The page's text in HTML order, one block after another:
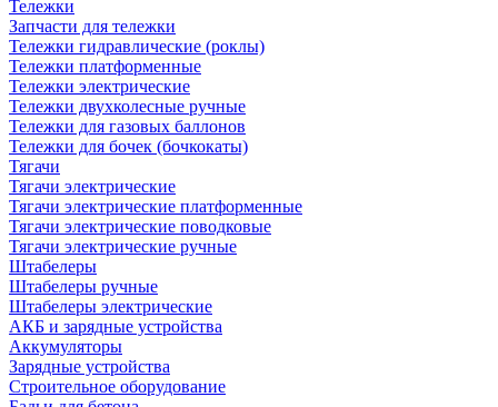
Тележки
Запчасти для тележки
Тележки гидравлические (роклы)
Тележки платформенные
Тележки электрические
Тележки двухколесные ручные
Тележки для газовых баллонов
Тележки для бочек (бочкокаты)
Тягачи
Тягачи электрические
Тягачи электрические платформенные
Тягачи электрические поводковые
Тягачи электрические ручные
Штабелеры
Штабелеры ручные
Штабелеры электрические
АКБ и зарядные устройства
Аккумуляторы
Зарядные устройства
Строительное оборудование